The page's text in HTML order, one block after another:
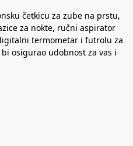
četkicu za zube na prstu,
za nokte, ručni aspirator
termometar i futrolu za
osigurao udobnost za vas i